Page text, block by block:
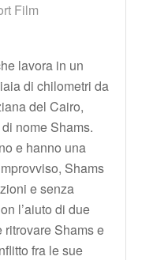
Film
lavora in un
di chilometri da
del Cairo,
nome Shams.
e hanno una
Shams
e senza
l’aiuto di due
Shams e
fra le sue